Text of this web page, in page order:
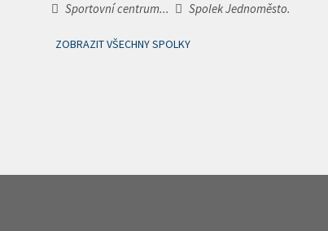
Sportovní centrum...
Spolek Jednoměsto.
ZOBRAZIT VŠECHNY SPOLKY